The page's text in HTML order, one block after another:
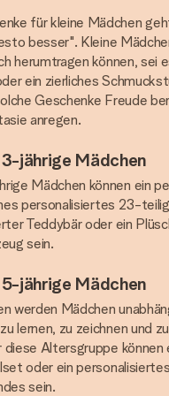
für kleine Mädchen
besser". Kleine
herumtragen können, sei
ein zierliches
Geschenke Freude
anregen.
jährige Mädchen
Mädchen können ein
personalisiertes 23-
Teddybär oder ein
sein.
jährige Mädchen
werden Mädchen
lernen, zu zeichnen und
diese Altersgruppe können
oder ein
sein.